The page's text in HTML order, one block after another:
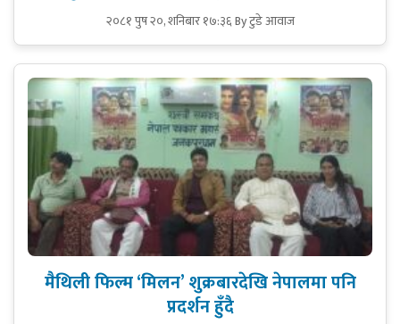
२०८१ पुष २०, शनिबार १७:३६By टुडे आवाज
मैथिली फिल्म ‘मिलन’ शुक्रबारदेखि नेपालमा पनि
प्रदर्शन हुँदै